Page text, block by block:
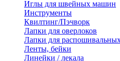
Иглы для швейных машин
Инструменты
Квилтинг/Пэчворк
Лапки для оверлоков
Лапки для
Ленты, бейки
Линейки / лекала